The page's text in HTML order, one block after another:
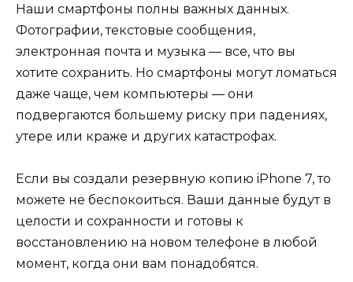
Наши смартфоны полны важных данных.
Фотографии, текстовые сообщения,
электронная почта и музыка — все, что вы
хотите сохранить. Но смартфоны могут ломаться
даже чаще, чем компьютеры — они
подвергаются большему риску при падениях,
утере или краже и других катастрофах.
Если вы создали резервную копию iPhone 7, то
можете не беспокоиться. Ваши данные будут в
целости и сохранности и готовы к
восстановлению на новом телефоне в любой
момент, когда они вам понадобятся.